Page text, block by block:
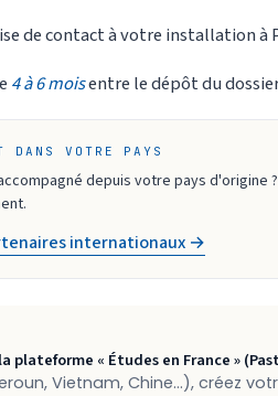
de contact à votre installation à
4 à 6 moisentre le dépôt du
DANS VOTRE PAYS
depuis votre pays d'origine
internationaux →
plateforme « Études en France »
Vietnam, Chine…), créez